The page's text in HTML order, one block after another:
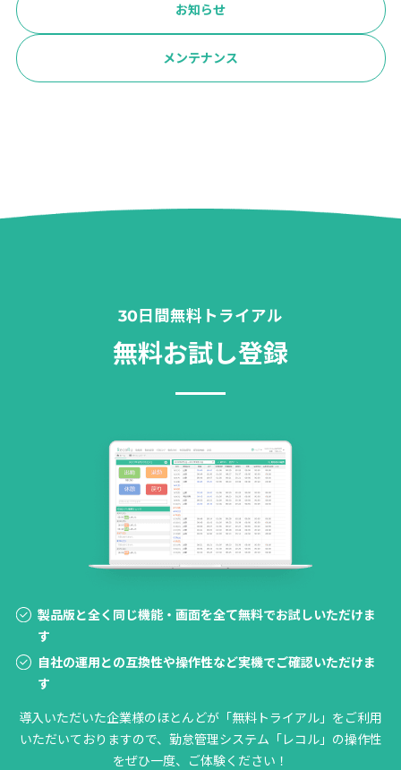
お知らせ
メンテナンス
30日間無料トライアル
無料お試し登録
製品版と全く同じ機能・画面を全て無料でお試しいただけま
す
自社の運用との互換性や操作性など実機でご確認いただけま
す
導入いただいた企業様のほとんどが「無料トライアル」をご利用
いただいておりますので、勤怠管理システム「レコル」の操作性
をぜひ一度、ご体験ください！